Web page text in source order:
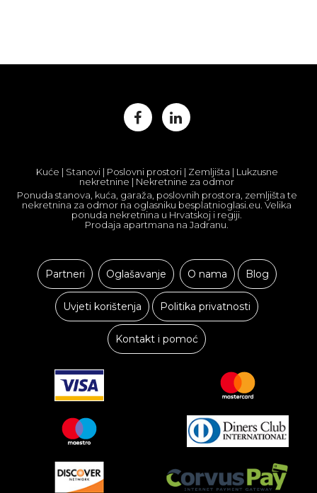
Kuće | Stanovi | Poslovni prostori | Zemljišta | Lukzusne
nekretnine | Nekretnine za odmor
Ponuda stanova, kuća, garaža, poslovnih prostora, zemljišta te
nekretnina za odmor na oglasniku besplatnioglasi.eu. Velika
ponuda nekretnina u Hrvatskoj i regiji.
Prodaja apartmana na Jadranu.
Partneri Oglašavanje O nama Blog
Uvjeti korištenja Politika privatnosti
Kontakt i pomoć